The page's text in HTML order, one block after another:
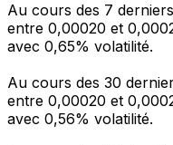
Au cours des 7
entre 0,00020 et
avec 0,65% volatilité.
Au cours des 30
entre 0,00020 et
avec 0,56% volatilité.